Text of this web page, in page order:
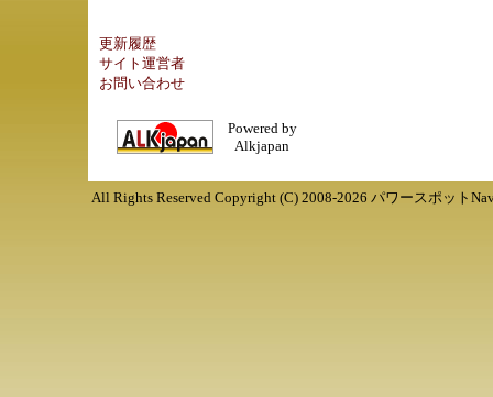
更新履歴
サイト運営者
お問い合わせ
Powered by
Alkjapan
All Rights Reserved Copyright (C) 2008-2026 パワースポット